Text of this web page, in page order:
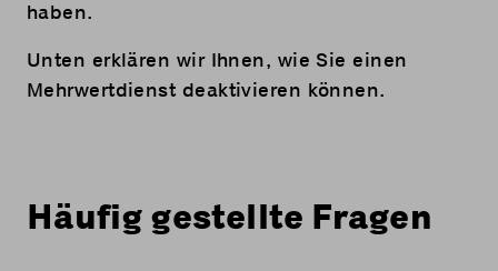
haben.
Unten erklären wir Ihnen, wie Sie einen
Mehrwertdienst deaktivieren können.
Häufig gestellte Fragen